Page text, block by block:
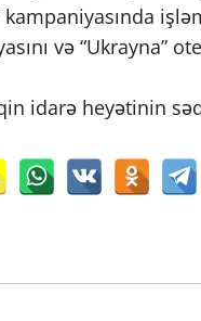
və “Ukrayna”
idarə heyətinin